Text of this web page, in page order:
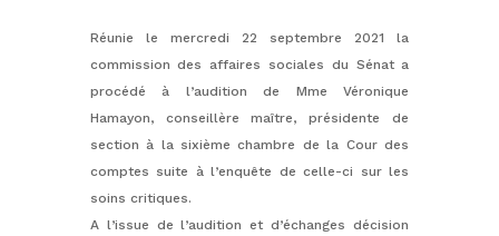
Réunie le mercredi 22 septembre 2021 la
commission des affaires sociales du Sénat a
procédé à l’audition de Mme Véronique
Hamayon, conseillère maître, présidente de
section à la sixième chambre de la Cour des
comptes suite à l’enquête de celle-ci sur les
soins critiques.
A l’issue de l’audition et d’échanges décision